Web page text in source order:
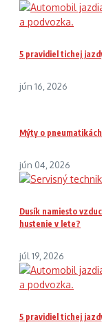
5 pravidiel tichej
jún 16, 2026
Mýty o
jún 04, 2026
Dusík namiesto
hustenie v lete?
júl 19, 2026
5 pravidiel tichej